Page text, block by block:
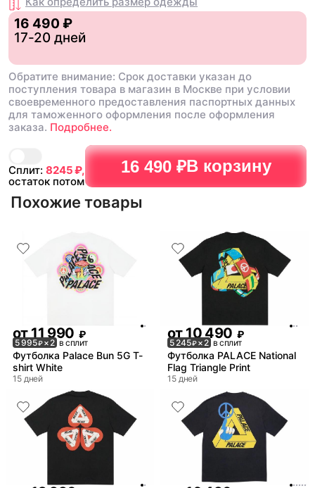
Сплит: 8245₽,
остаток потом
16 490 ₽В корзину
16 490 ₽
17-20 дней
Обратите внимание: Срок доставки указан до
поступления товара в магазин в Москве при условии
своевременного предоставления паспортных данных
для таможенного оформления после оформления
заказа. Подробнее.
Похожие товары
от11 990 ₽
5 995₽× 2 в сплит
Футболка Palace Bun 5G T-
shirt White
15 дней
от10 490 ₽
5 245₽× 2 в сплит
Футболка PALACE National
Flag Triangle Print
15 дней